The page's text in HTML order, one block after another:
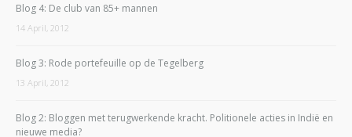
Blog 4: De club van 85+ mannen
14 April, 2012
Blog 3: Rode portefeuille op de Tegelberg
13 April, 2012
Blog 2: Bloggen met terugwerkende kracht. Politionele acties in Indië en
nieuwe media?